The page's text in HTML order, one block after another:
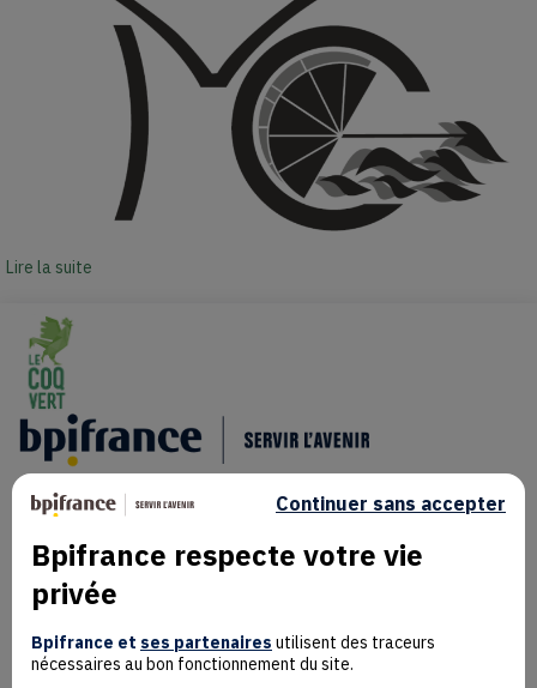
Lire la suite
Mentions Légales
Données personnelles
Bpifrance respecte votre vie
privée
Bpifrance et ses partenaires utilisent des traceurs
nécessaires au bon fonctionnement du site.
Continuer sans accepter